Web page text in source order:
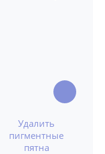
Удалить
пигментные
пятна